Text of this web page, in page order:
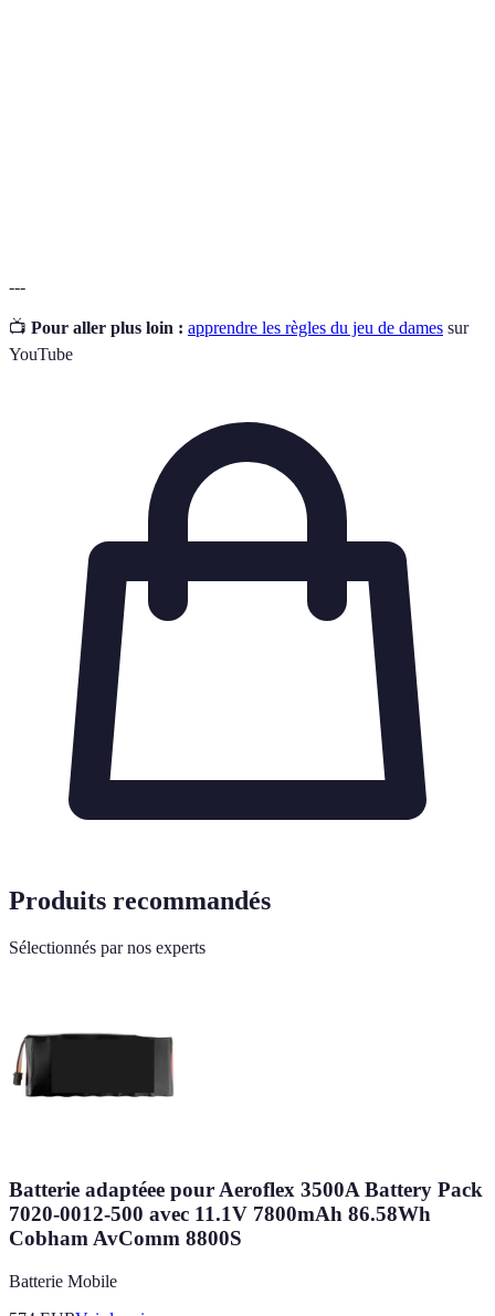
---
📺 Pour aller plus loin : apprendre les règles du jeu de dames sur
YouTube
Produits recommandés
Sélectionnés par nos experts
Batterie adaptéee pour Aeroflex 3500A Battery Pack
7020-0012-500 avec 11.1V 7800mAh 86.58Wh
Cobham AvComm 8800S
Batterie Mobile